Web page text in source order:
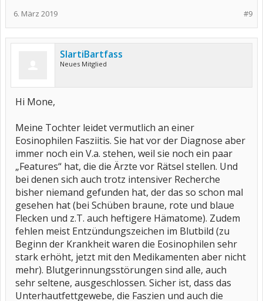
#9
6. März 2019
SlartiBartfass
Neues Mitglied
Hi Mone,
Meine Tochter leidet vermutlich an einer
Eosinophilen Fasziitis. Sie hat vor der Diagnose aber
immer noch ein V.a. stehen, weil sie noch ein paar
„Features“ hat, die die Ärzte vor Rätsel stellen. Und
bei denen sich auch trotz intensiver Recherche
bisher niemand gefunden hat, der das so schon mal
gesehen hat (bei Schüben braune, rote und blaue
Flecken und z.T. auch heftigere Hämatome). Zudem
fehlen meist Entzündungszeichen im Blutbild (zu
Beginn der Krankheit waren die Eosinophilen sehr
stark erhöht, jetzt mit den Medikamenten aber nicht
mehr). Blutgerinnungsstörungen sind alle, auch
sehr seltene, ausgeschlossen. Sicher ist, dass das
Unterhautfettgewebe, die Faszien und auch die